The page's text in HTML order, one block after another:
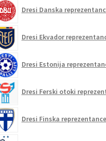
Dresi Danska
Dresi Ekvador
Dresi Estonija
Dresi Ferski otoki
Dresi Finska reprezentance